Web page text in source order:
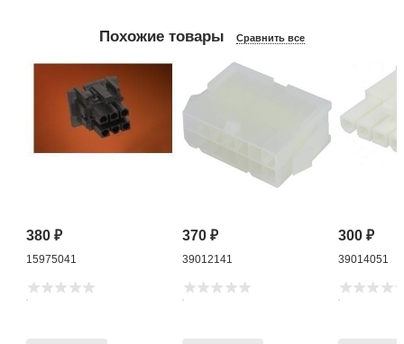
Похожие товары Сравнить все
380₽
15975041
370₽
39012141
300₽
39014051